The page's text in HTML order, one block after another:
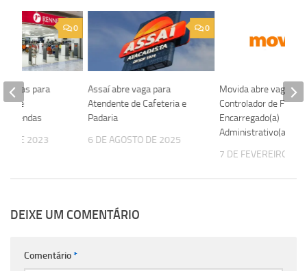
0
Assaí abre vaga para
Atendente de Cafeteria e
Padaria
6 DE AGOSTO DE 2025
Movida abre vagas
Controlador de Frota
Encarregado(a)
Administrativo(a)
7 DE FEVEREIRO DE
0
vagas para
e
Vendas
DE 2023
DEIXE UM COMENTÁRIO
Comentário*